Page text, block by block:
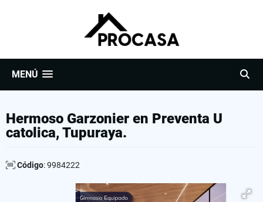
MENÚ
Hermoso Garzonier en Preventa U
catolica, Tupuraya.
Código: 9984222